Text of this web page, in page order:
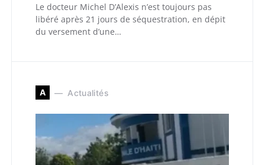
Le docteur Michel D’Alexis n’est toujours pas
libéré après 21 jours de séquestration, en dépit
du versement d’une…
A Actualités